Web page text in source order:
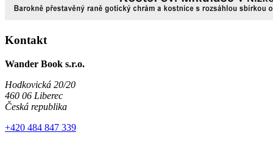
Kontakt
Wander Book s.r.o.
Hodkovická 20/20
460 06 Liberec
Česká republika
+420 484 847 339